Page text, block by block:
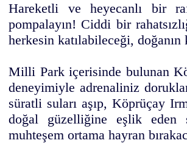
Hareketli ve heyecanlı bir
pompalayın! Ciddi bir
herkesin katılabileceği,
Milli Park içerisinde bulunan
deneyimiyle adrenaliniz
süratli suları aşıp, Köprüçay
doğal güzelliğine eşlik eden
muhteşem ortama hayran